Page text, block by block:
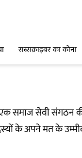
सब्सक्राइबर का कोना
समाज सेवी संगठन
के अपने मत के